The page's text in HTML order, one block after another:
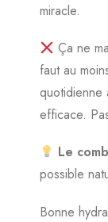
miracle.
Ça ne
faut au
quotidienne
efficace.
Le
possible
Bonne